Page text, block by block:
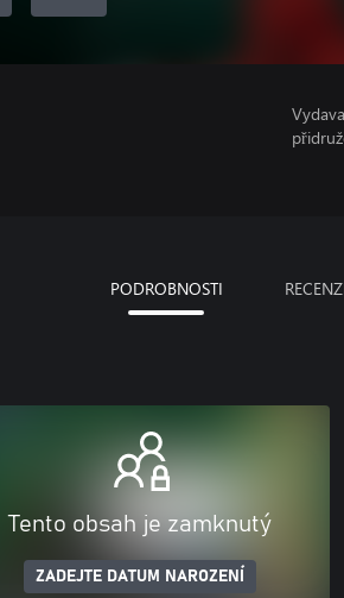
PODROBNOSTI
Tento obsah je zamknutý
ZADEJTE DATUM NAROZENÍ